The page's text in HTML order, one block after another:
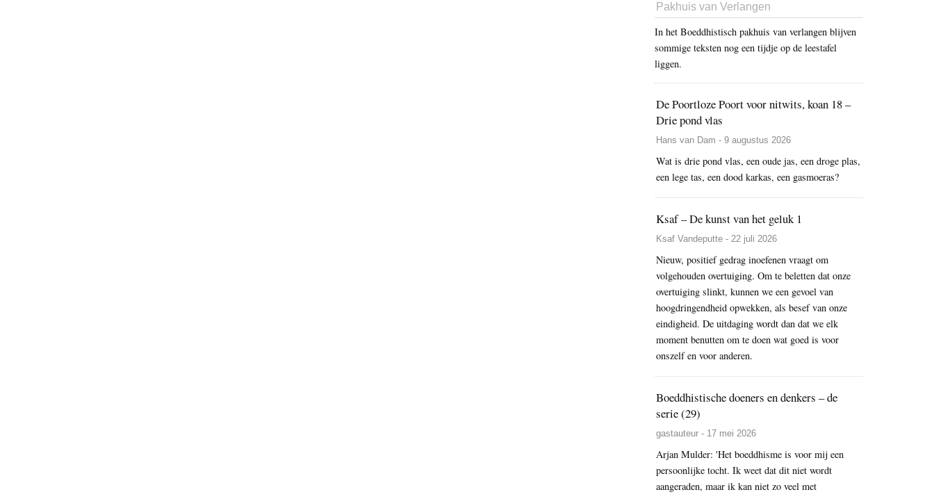
Pakhuis van Verlangen
In het Boeddhistisch pakhuis van verlangen blijven
sommige teksten nog een tijdje op de leestafel
liggen.
De Poortloze Poort voor nitwits, koan 18 –
Drie pond vlas
Hans van Dam - 9 augustus 2026
Wat is drie pond vlas, een oude jas, een droge plas,
een lege tas, een dood karkas, een gasmoeras?
Ksaf – De kunst van het geluk 1
Ksaf Vandeputte - 22 juli 2026
Nieuw, positief gedrag inoefenen vraagt om
volgehouden overtuiging. Om te beletten dat onze
overtuiging slinkt, kunnen we een gevoel van
hoogdringendheid opwekken, als besef van onze
eindigheid. De uitdaging wordt dan dat we elk
moment benutten om te doen wat goed is voor
onszelf en voor anderen.
Boeddhistische doeners en denkers – de
serie (29)
gastauteur - 17 mei 2026
Arjan Mulder: 'Het boeddhisme is voor mij een
persoonlijke tocht. Ik weet dat dit niet wordt
aangeraden, maar ik kan niet zo veel met